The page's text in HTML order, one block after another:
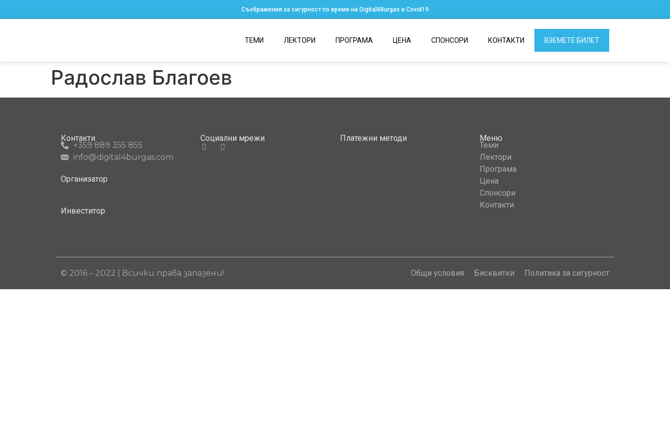
Съображения за сигурност по време на Digital4Burgas и Covid19
ТЕМИ ЛЕКТОРИ ПРОГРАМА ЦЕНА СПОНСОРИ КОНТАКТИ ВЗЕМЕТЕ БИЛЕТ
Радослав Благоев
Контакти
+359 889 355 855
info@digital4burgas.com
Организатор
Инвеститор
Социални мрежи Платежни методи Меню
Теми
Лектори
Програма
Цена
Спонсори
Контакти
© 2016 – 2022 | Всички права запазени! Общи условия Бисквитки Политика за сигурност